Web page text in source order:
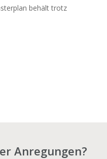
behält trotz
Anregungen?